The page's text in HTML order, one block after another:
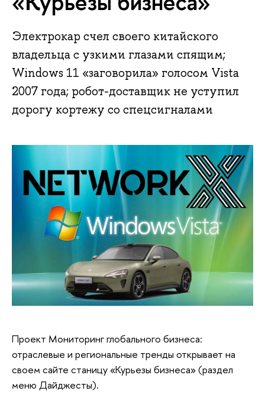
Электрокар счел своего китайского
владельца с узкими глазами спящим;
Windows 11 «заговорила» голосом Vista
2007 года; робот-доставщик не уступил
дорогу кортежу со спецсигналами
Проект Мониторинг глобального бизнеса:
отраслевые и региональные тренды открывает на
своем сайте станицу «Курьезы бизнеса» (раздел
меню Дайджесты).